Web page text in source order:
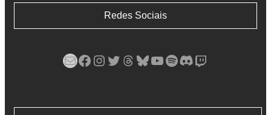
Redes Sociais
Mail Facebook Instagram Twitter Threads Bluesky YouTube Spotify Discord Twitch